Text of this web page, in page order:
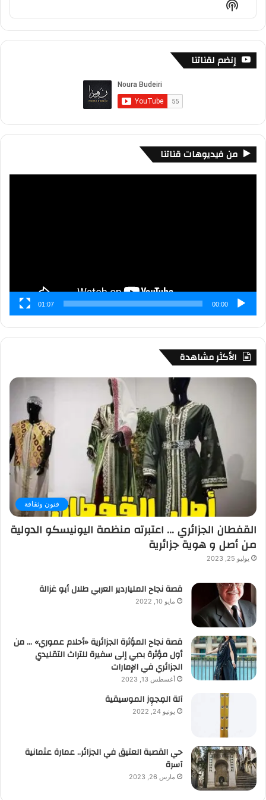
Show
Podcast
Information
إنضم لقناتنا
من فيديوهات قناتنا
00:00
01:07
الأكثر مشاهدة
فنون وثقافة
القفطان الجزائري … اعتبرته منظمة اليونيسكو الدولية
من أصل و هوية جزائرية
يوليو 25, 2023
قصة نجاح الملياردير العربي طلال أبو غزالة
مايو 10, 2022
قصة نجاح المؤثرة الجزائرية «أحلام عموري» … من
أول مؤثرة بدبي إلى سفيرة للتراث التقليدي
الجزائري في الإمارات
أغسطس 13, 2023
آلة المِجوِز الموسيقية‎‎
يونيو 24, 2022
حي القصبة العتيق في الجزائر.. عمارة عثمانية
آسرة
مارس 26, 2023